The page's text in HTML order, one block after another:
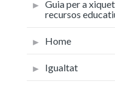
Guia per a
recursos
Home
Igualtat